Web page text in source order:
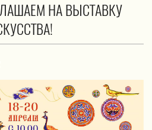
НА ВЫСТАВКУ